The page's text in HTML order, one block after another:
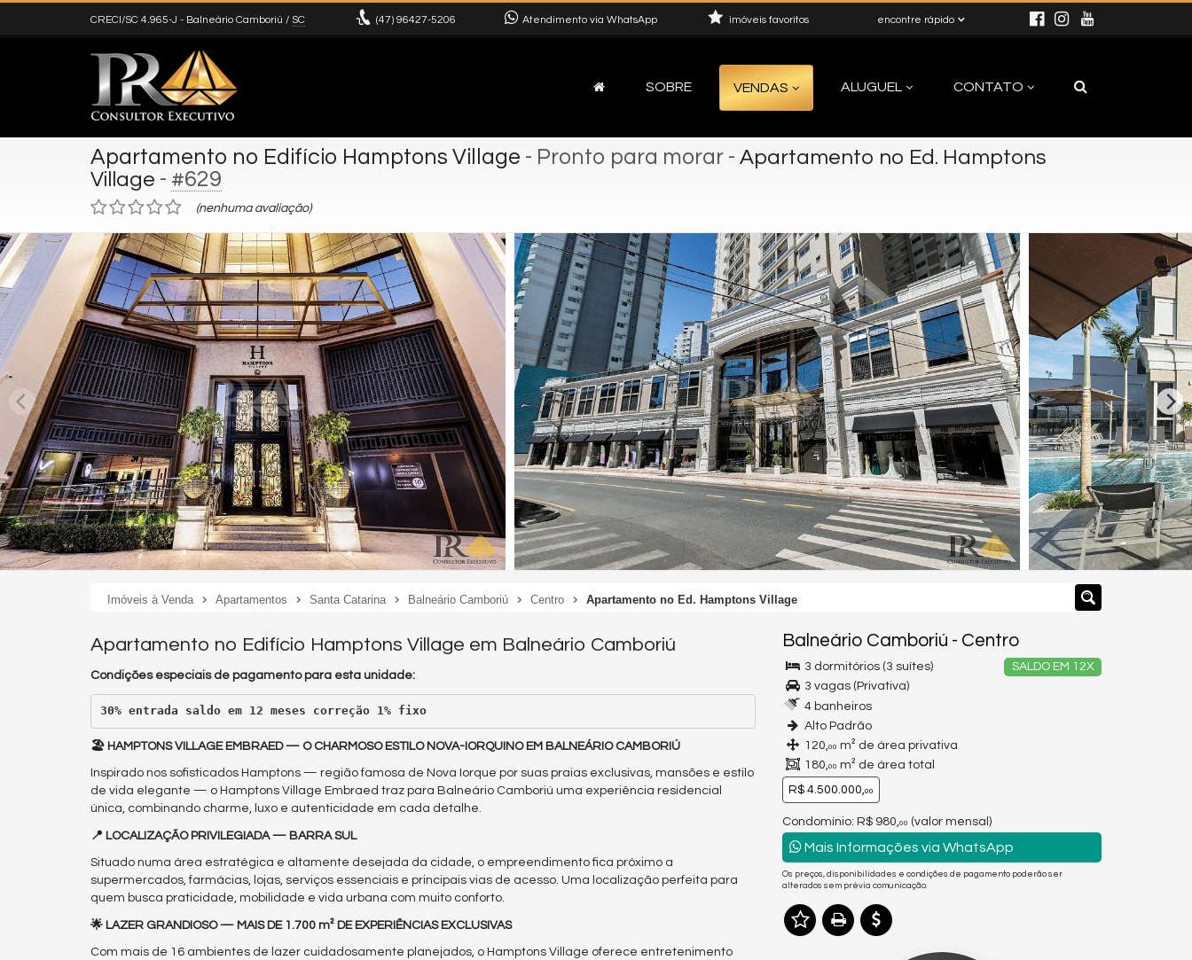
CRECI/SC 4.965-J - Balneário Camboriú / SC (47) 96427-5206 Atendimento via WhatsApp encontre rápido
imóveis favoritos
SOBRE VENDAS ALUGUEL CONTATO
Apartamento no Edifício Hamptons Village - Pronto para morar - Apartamento no Ed. Hamptons
Village - #629
(nenhuma avaliação)
Imóveis à Venda Apartamentos Santa Catarina Balneário Camboriú Centro Apartamento no Ed. Hamptons Village
Apartamento no Edifício Hamptons Village em Balneário Camboriú
Condições especiais de pagamento para esta unidade:
30% entrada saldo em 12 meses correção 1% fixo
🏖️ HAMPTONS VILLAGE EMBRAED — O CHARMOSO ESTILO NOVA-IORQUINO EM BALNEÁRIO CAMBORIÚ
Inspirado nos sofisticados Hamptons — região famosa de Nova Iorque por suas praias exclusivas, mansões e estilo
de vida elegante — o Hamptons Village Embraed traz para Balneário Camboriú uma experiência residencial
única, combinando charme, luxo e autenticidade em cada detalhe.
📍 LOCALIZAÇÃO PRIVILEGIADA — BARRA SUL
Situado numa área estratégica e altamente desejada da cidade, o empreendimento fica próximo a
supermercados, farmácias, lojas, serviços essenciais e principais vias de acesso. Uma localização perfeita para
quem busca praticidade, mobilidade e vida urbana com muito conforto.
🌟 LAZER GRANDIOSO — MAIS DE 1.700 m² DE EXPERIÊNCIAS EXCLUSIVAS
Com mais de 16 ambientes de lazer cuidadosamente planejados, o Hamptons Village oferece entretenimento
Balneário Camboriú - Centro
SALDO EM 12X
3 dormitórios (3 suítes)
3 vagas (Privativa)
4 banheiros
Alto Padrão
120,00 m² de área privativa
180,00 m² de área total
R$ 4.500.000,00
Condomínio: R$ 980, 00 (valor mensal)
Mais Informações via WhatsApp
Os preços, disponibilidades e condições de pagamento poderão ser
alterados sem prévia comunicação.